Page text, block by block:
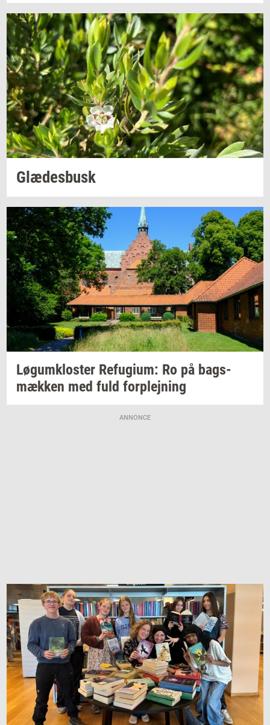
Glæ­des­busk
Løgum­klo­ster Re­fu­gi­um: Ro på bags­
mæk­ken med fuld for­plej­ning
ANNONCE